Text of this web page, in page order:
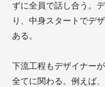
ずに全員で話し合う。
り、中身スタートでデ
ある。
下流工程もデザイナー
全てに関わる。例えば